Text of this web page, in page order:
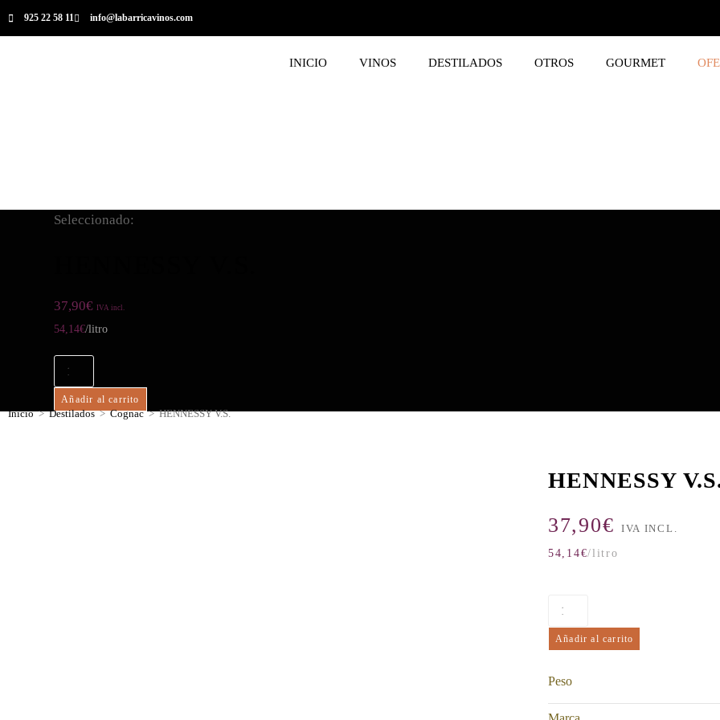
925 22 58 11 info@labarricavinos.com
INICIO VINOS DESTILADOS OTROS GOURMET
Seleccionado:
37,90€ IVA incl.
54,14€/litro
Añadir al carrito
Inicio > Destilados > Cognac > HENNESSY V.S.
HENNESSY
37,90€ IVA INCL.
54,14€/litro
Añadir al carrito
Peso